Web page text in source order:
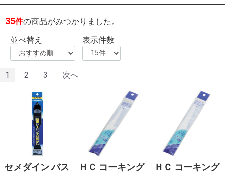
35件の商品がみつかりました。
並べ替え
表示件数
1 2 3 次へ
セメダイン バス
ＨＣ コーキング
ＨＣ コーキング